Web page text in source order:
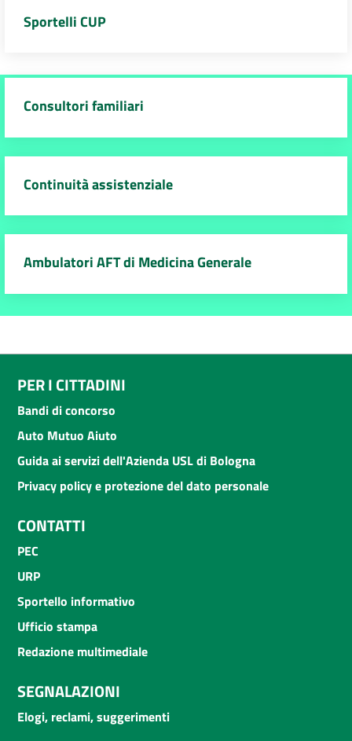
Sportelli CUP
Consultori familiari
Continuità assistenziale
Ambulatori AFT di Medicina Generale
PER I CITTADINI
Bandi di concorso
Auto Mutuo Aiuto
Guida ai servizi dell'Azienda USL di Bologna
Privacy policy e protezione del dato personale
CONTATTI
PEC
URP
Sportello informativo
Ufficio stampa
Redazione multimediale
SEGNALAZIONI
Elogi, reclami, suggerimenti